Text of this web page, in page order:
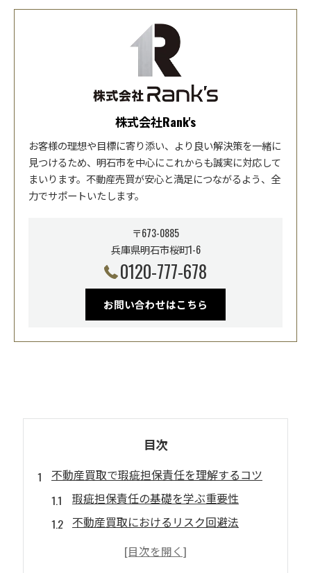
株式会社Rank's
お客様の理想や目標に寄り添い、より良い解決策を一緒に
見つけるため、明石市を中心にこれからも誠実に対応して
まいります。不動産売買が安心と満足につながるよう、全
力でサポートいたします。
〒673-0885
兵庫県明石市桜町1-6
0120-777-678
お問い合わせはこちら
目次
不動産買取で瑕疵担保責任を理解するコツ
瑕疵担保責任の基礎を学ぶ重要性
不動産買取におけるリスク回避法
兵庫県での契約時の注意点